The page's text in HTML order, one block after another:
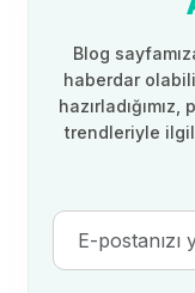
Blog
haberdar
trendleriyle ilgili